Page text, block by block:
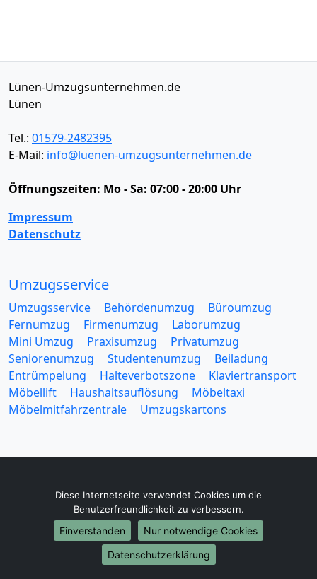
Lünen-Umzugsunternehmen.de
Lünen
Tel.: 01579-2482395
E-Mail: info@luenen-umzugsunternehmen.de
Öffnungszeiten: Mo - Sa: 07:00 - 20:00 Uhr
Impressum
Datenschutz
Umzugsservice
Umzugsservice Behördenumzug
Büroumzug
Fernumzug
Firmenumzug
Laborumzug
Mini Umzug
Praxisumzug
Privatumzug
Seniorenumzug
Studentenumzug
Beiladung
Entrümpelung
Halteverbotszone
Klaviertransport
Möbellift
Haushaltsauflösung
Möbeltaxi
Möbelmitfahrzentrale
Umzugskartons
Europa-Umzüge
Umzug von Lünen nach Belarus
Umzug von Lünen nach Belgien
Umzug von Lünen nach Bulgarien
Diese Internetseite verwendet Cookies um die
Benutzerfreundlichkeit zu verbessern.
Einverstanden
Nur notwendige Cookies
Datenschutzerklärung